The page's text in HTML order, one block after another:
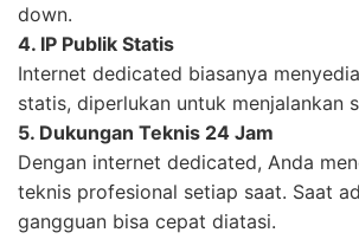
down.
4. IP Publik Statis
Internet dedicated biasanya
statis, diperlukan untuk menjalankan
5. Dukungan Teknis 24 Jam
Dengan internet dedicated, Anda
teknis profesional setiap saat. Saat
gangguan bisa cepat diatasi.